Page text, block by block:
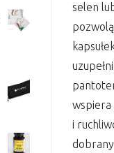
selen
wspiera
i